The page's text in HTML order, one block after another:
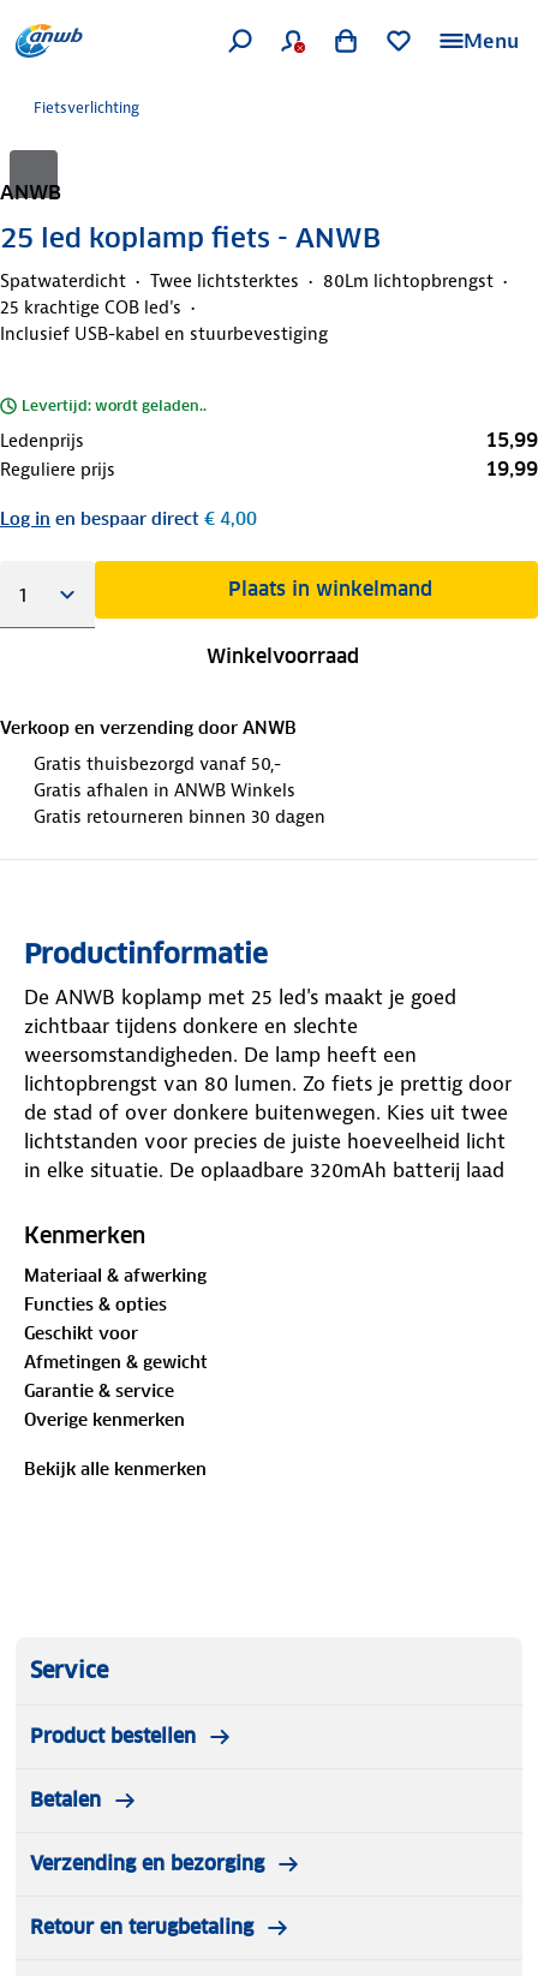
Menu
Fietsverlichting
ANWB
25 led koplamp fiets - ANWB
Spatwaterdicht Twee lichtsterktes
80Lm lichtopbrengst
25 krachtige COB led's
Inclusief USB-kabel en stuurbevestiging
Levertijd: wordt geladen..
Ledenprijs 15,99
Reguliere prijs 19,99
Log in en bespaar direct € 4,00
Plaats in winkelmand
Winkelvoorraad
Verkoop en verzending door ANWB
Gratis thuisbezorgd vanaf 50,-
Gratis afhalen in ANWB Winkels
Gratis retourneren binnen 30 dagen
Productinformatie
De ANWB koplamp met 25 led's maakt je goed
zichtbaar tijdens donkere en slechte
weersomstandigheden. De lamp heeft een
lichtopbrengst van 80 lumen. Zo fiets je prettig door
de stad of over donkere buitenwegen. Kies uit twee
lichtstanden voor precies de juiste hoeveelheid licht
in elke situatie. De oplaadbare 320mAh batterij laad
spatwaterdichte ontwerp blijft de lamp werken, ook
tijdens een flinke bui. Het voorlicht is eenvoudig te
bevestigen aan je stuur. Vergeet niet de lamp
handmatig in- en uit te schakelen. Fiets met een
gerust hart, dag en nacht!
Gewicht: 90 gram
Kenmerken
Materiaal & afwerking
Functies & opties
Geschikt voor
Afmetingen & gewicht
Garantie & service
Overige kenmerken
Bekijk alle kenmerken
Service
Product bestellen
Betalen
Verzending en bezorging
Retour en terugbetaling